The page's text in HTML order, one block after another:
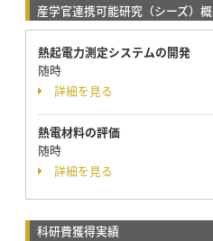
産学官連携可能研究（シーズ）
熱起電力測定システムの開発
随時
詳細を見る
熱電材料の評価
随時
詳細を見る
科研費獲得実績